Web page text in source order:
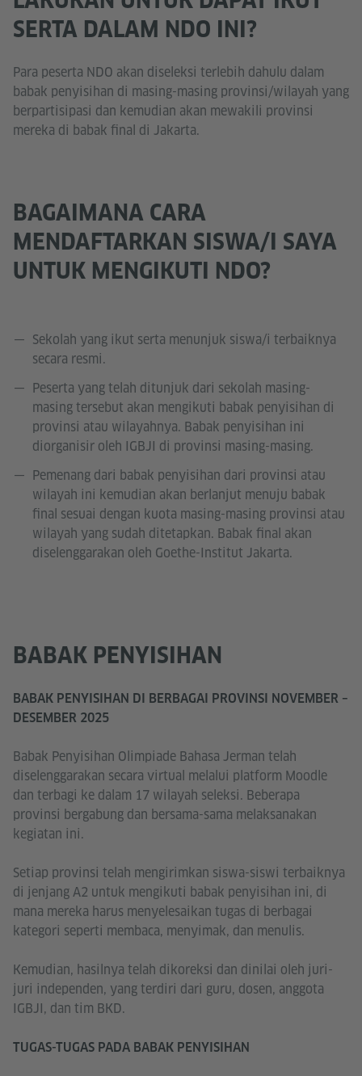
SERTA DALAM NDO INI?
Para peserta NDO akan diseleksi terlebih dahulu dalam
babak penyisihan di masing-masing provinsi/wilayah yang
berpartisipasi dan kemudian akan mewakili provinsi
mereka di babak final di Jakarta.
BAGAIMANA CARA
MENDAFTARKAN SISWA/I SAYA
UNTUK MENGIKUTI NDO?
Sekolah yang ikut serta menunjuk siswa/i terbaiknya
secara resmi.
Peserta yang telah ditunjuk dari sekolah masing-
masing tersebut akan mengikuti babak penyisihan di
provinsi atau wilayahnya. Babak penyisihan ini
diorganisir oleh IGBJI di provinsi masing-masing.
Pemenang dari babak penyisihan dari provinsi atau
wilayah ini kemudian akan berlanjut menuju babak
final sesuai dengan kuota masing-masing provinsi atau
wilayah yang sudah ditetapkan. Babak final akan
diselenggarakan oleh Goethe-Institut Jakarta.
BABAK PENYISIHAN
BABAK PENYISIHAN DI BERBAGAI PROVINSI NOVEMBER –
DESEMBER 2025
Babak Penyisihan Olimpiade Bahasa Jerman telah
diselenggarakan secara virtual melalui platform Moodle
dan terbagi ke dalam 17 wilayah seleksi. Beberapa
provinsi bergabung dan bersama-sama melaksanakan
kegiatan ini.
Setiap provinsi telah mengirimkan siswa-siswi terbaiknya
di jenjang A2 untuk mengikuti babak penyisihan ini, di
mana mereka harus menyelesaikan tugas di berbagai
kategori seperti membaca, menyimak, dan menulis.
Kemudian, hasilnya telah dikoreksi dan dinilai oleh juri-
juri independen, yang terdiri dari guru, dosen, anggota
IGBJI, dan tim BKD.
TUGAS-TUGAS PADA BABAK PENYISIHAN